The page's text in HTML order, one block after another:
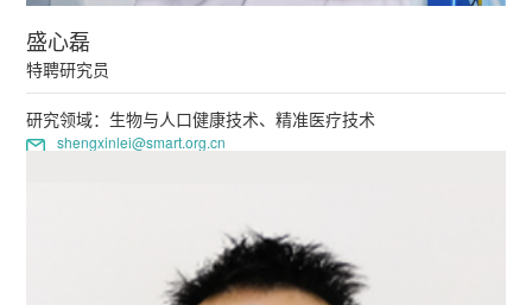
盛心磊
特聘研究员
研究领域：生物与人口健康技术、精准医疗技术
shengxinlei@smart.org.cn